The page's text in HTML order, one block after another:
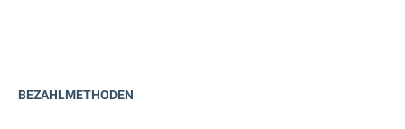
BEZAHLMETHODEN